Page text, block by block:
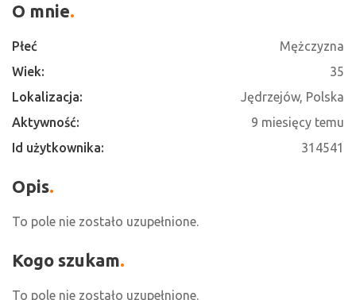
O mnie
Płeć
Mężczyzna
Wiek:
35
Lokalizacja:
Jędrzejów, Polska
Aktywność:
9 miesięcy temu
Id użytkownika:
314541
Opis
To pole nie zostało uzupełnione.
Kogo szukam
To pole nie zostało uzupełnione.